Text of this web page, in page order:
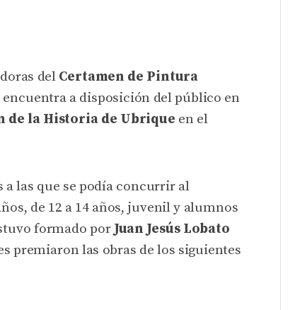
del Certamen de Pintura
encuentra a disposición del público en
de la Historia de Ubrique en el
a las que se podía concurrir al
de 12 a 14 años, juvenil y alumnos
formado porJuan Jesús Lobato
premiaron las obras de los siguientes